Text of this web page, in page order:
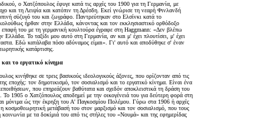
ο Χατζόπουλος έφυγε κατά τις αρχές του 1900 για τη Γερμανία, με
και τη Λειψία και κατόπιν τη Δρέσδη. Εκεί γνώρισε τη νεαρή Φινλανδή
σύζυγό του και ζωγράφο. Παντρεύτηκαν στο Ελσίνκι κατά το
ήρθαν στην Ελλάδα, κάνοντας και τον εκκλησιαστικό ορθόδοξο
επαφή του με τη γερμανική κουλτούρα έγραφε στη Haggmann: «Δεν βλέπω
Το ταξίδι μου αυτό στη Γερμανία, αν και μ' έχει πλουτίσει, μ' έχει
Εδώ κατάλαβα πόσο αδύναμος είμαι». Γι' αυτό και αποδύθηκε σ' έναν
κατάρτισης.
το εργατικό κίνημα
κινήθηκε σε τρεις βασικούς ιδεολογικούς άξονες, που ορίζονταν από τις
εποχής: τον δημοτικισμό, τον σοσιαλισμό και το εργατικό κίνημα. Είναι ένα
που επηρεάζουν βαθύτατα και σχεδόν αποκλειστικά τη δράση του
Το 1905 ο Χατζόπουλος αποδημεί με την οικογένειά του για δεύτερη φορά στη
μόνιμα ώς την έκρηξη του Α' Παγκοσμίου Πολέμου. Γύρω στα 1906 ή αρχές
η κοσμοθεωρητική μετάβασή του στον μαρξισμό και τον σοσιαλισμό, που τους
κοινωνία με τα δοκίμιά του από τις στήλες του «Νουμά» και της εφημερίδας